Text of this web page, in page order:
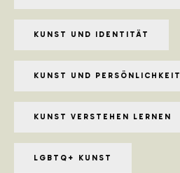
KUNST UND IDENTITÄT
KUNST UND PERSÖNLICHKEIT
KUNST VERSTEHEN LERNEN
LGBTQ+ KUNST